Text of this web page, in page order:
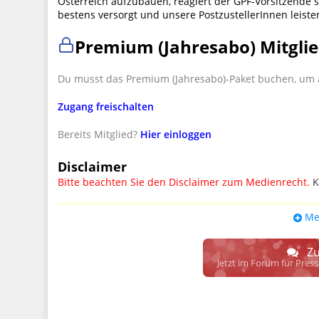
bestens versorgt und unsere PostzustellerInnen
Premium (Jahresabo)
Du musst das Premium (Jahresabo)-Paket buchen,
Zugang freischalten
Bereits Mitglied? Hier einloggen
Disclaimer
Bitte beachten Sie den Disclaimer zum Medienrecht.
UPDATE: § 17 ECG seit 16.02.2024
Wir lassen den Disclaimertext dennoch so stehen,
weitere, damit zusammenhängende Paragrafen
Raum. D.h. noch mehr Spielraum für das sog.
gewisse Parteien bevorzugen kann.Jetzt im Forum für